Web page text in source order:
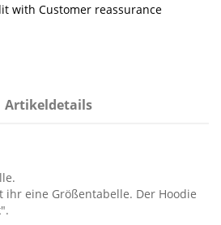
with Customer reassurance
Artikeldetails
eine Größentabelle. Der Hoodie